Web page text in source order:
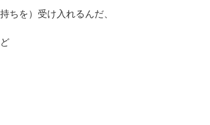
ちを）受け入れるんだ、